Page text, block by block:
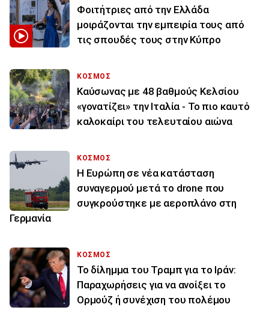
Φοιτήτριες από την Ελλάδα
μοιράζονται την εμπειρία τους από
τις σπουδές τους στην Κύπρο
ΚΟΣΜΟΣ
Καύσωνας με 48 βαθμούς Κελσίου
«γονατίζει» την Ιταλία - Το πιο καυτό
καλοκαίρι του τελευταίου αιώνα
ΚΟΣΜΟΣ
Η Ευρώπη σε νέα κατάσταση
συναγερμού μετά το drone που
συγκρούστηκε με αεροπλάνο στη
Γερμανία
ΚΟΣΜΟΣ
Το δίλημμα του Τραμπ για το Ιράν:
Παραχωρήσεις για να ανοίξει το
Ορμούζ ή συνέχιση του πολέμου